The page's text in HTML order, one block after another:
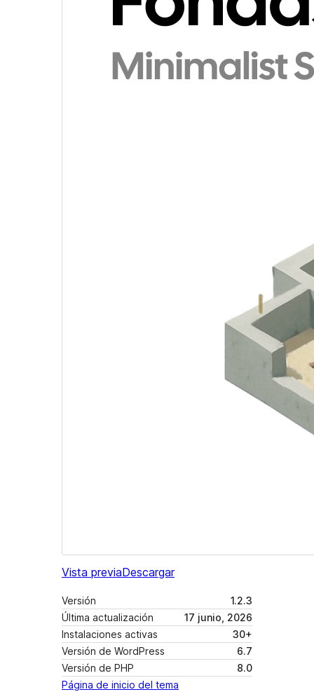
Vista previaDescargar
Versión
1.2.3
Última actualización
17 junio, 2026
Instalaciones activas
30+
Versión de WordPress
6.7
Versión de PHP
8.0
Página de inicio del tema